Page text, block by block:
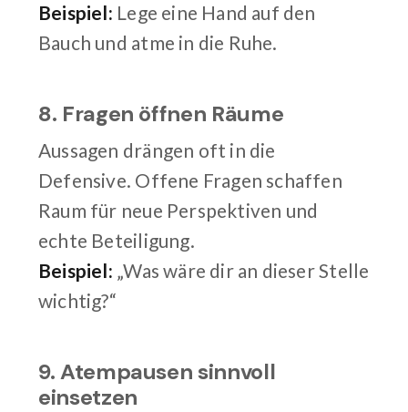
Beispiel: Lege eine Hand auf den
Bauch und atme in die Ruhe.
8. Fragen öffnen Räume
Aussagen drängen oft in die
Defensive. Offene Fragen schaffen
Raum für neue Perspektiven und
echte Beteiligung.
Beispiel: „Was wäre dir an dieser Stelle
wichtig?“
9. Atempausen sinnvoll
einsetzen